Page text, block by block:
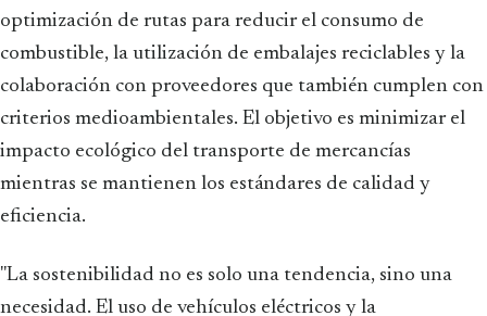
optimización de rutas para reducir el consumo de
combustible, la utilización de embalajes reciclables y la
colaboración con proveedores que también cumplen con
criterios medioambientales. El objetivo es minimizar el
impacto ecológico del transporte de mercancías
mientras se mantienen los estándares de calidad y
eficiencia.
"La sostenibilidad no es solo una tendencia, sino una
necesidad. El uso de vehículos eléctricos y la